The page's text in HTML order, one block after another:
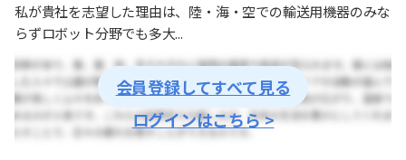
私が貴社を志望した理由は、陸・海・空での輸送用機器のみな
らずロボット分野でも多大...
会員登録してすべて見る
ログインはこちら >